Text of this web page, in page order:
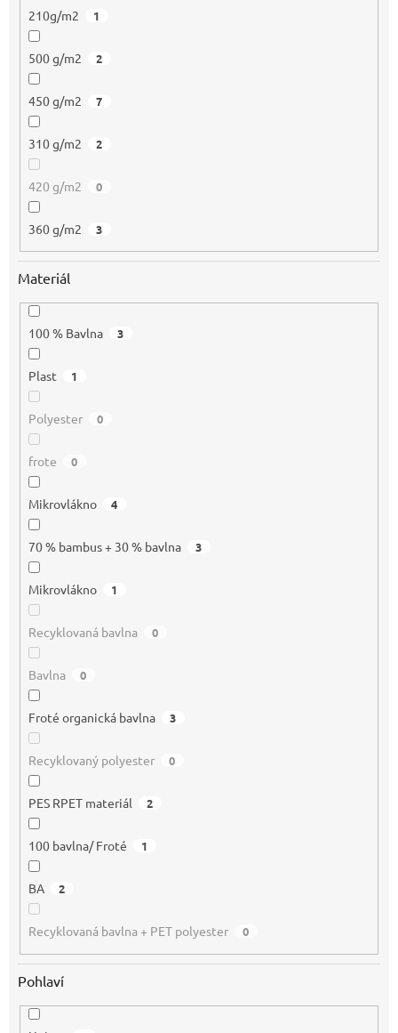
210g/m2 1
500 g/m2 2
450 g/m2 7
310 g/m2 2
420 g/m2 0
360 g/m2 3
Materiál
100 % Bavlna 3
Plast 1
Polyester 0
frote 0
Mikrovlákno 4
70 % bambus + 30 % bavlna 3
Mikrovlákno 1
Recyklovaná bavlna 0
Bavlna 0
Froté organická bavlna 3
Recyklovaný polyester 0
PES RPET materiál 2
100 bavlna/ Froté 1
BA 2
Recyklovaná bavlna + PET polyester 0
Pohlaví